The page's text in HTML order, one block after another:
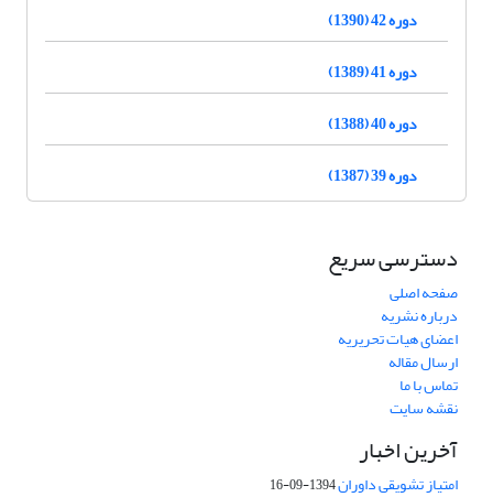
دوره 42 (1390)
دوره 41 (1389)
دوره 40 (1388)
دوره 39 (1387)
دسترسی سریع
صفحه اصلی
درباره نشریه
اعضای هیات تحریریه
ارسال مقاله
تماس با ما
نقشه سایت
آخرین اخبار
امتیاز تشویقی داوران1394-09-16